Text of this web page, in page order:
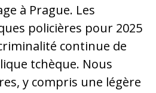
à Prague. Les
policières pour 2025
continue de
tchèque. Nous
y compris une légère